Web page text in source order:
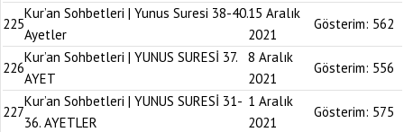
225
Kur’an Sohbetleri | Yunus Suresi 38-40.
Ayetler
15 Aralık
2021
Gösterim: 562
226
Kur’an Sohbetleri | YUNUS SURESİ 37.
AYET
8 Aralık
2021
Gösterim: 556
227
Kur’an Sohbetleri | YUNUS SURESİ 31-
36. AYETLER
1 Aralık
2021
Gösterim: 575